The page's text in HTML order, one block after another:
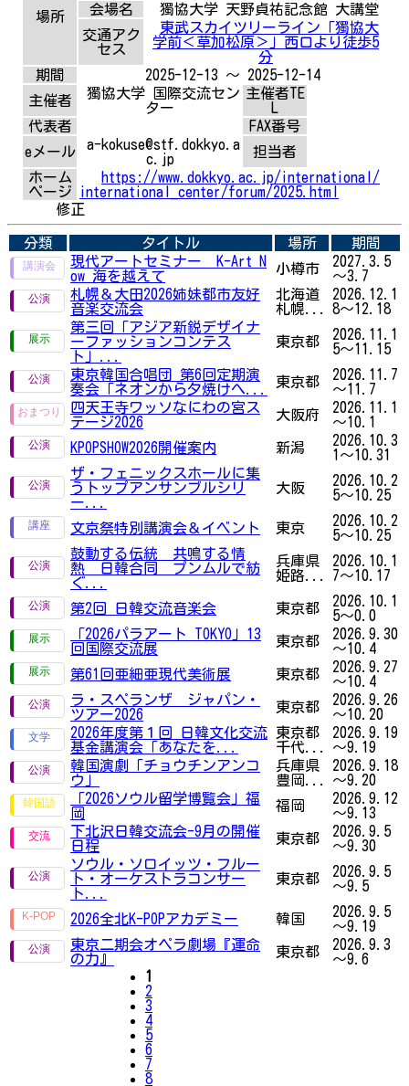
場所
会場名
獨協大学 天野貞祐記念館 大講堂
交通アク
セス
東武スカイツリーライン「獨協大
学前＜草加松原＞」西口より徒歩5
分
期間
2025-12-13 ～ 2025-12-14
主催者
獨協大学 国際交流セン
ター
主催者TE
代表者
FAX番号
eメール
a-kokuse@stf.dokkyo.a
c.jp
担当者
ホーム
ページ
https://www.dokkyo.ac.jp/international/
international_center/forum/2025.html
修正
分類 タイトル 場所
期間
現代アートセミナー K-Art N
ow 海を越えて
小樽市
2027.3.5
～3.7
札幌＆大田2026姉妹都市友好
音楽交流会
北海道
札幌...
2026.12.1
8～12.18
第三回「アジア新鋭デザイナ
ーファッションコンテス
ト」...
東京都
2026.11.1
5～11.15
東京韓国合唱団 第6回定期演
奏会「ネオンから夕焼けへ...
東京都
2026.11.7
～11.7
四天王寺ワッソなにわの宮ス
テージ2026
大阪府
2026.11.1
～10.1
KPOPSHOW2026開催案内
新潟
2026.10.3
1～10.31
ザ・フェニックスホールに集
うトップアンサンブルシリ
ー...
大阪
2026.10.2
5～10.25
文京祭特別講演会＆イベント 東京
2026.10.2
5～10.25
鼓動する伝統 共鳴する情
熱 日韓合同 プンムルで紡
ぐ...
兵庫県
姫路...
2026.10.1
7～10.17
第2回 日韓交流音楽会 東京都
2026.10.1
5～0.0
「2026パラアート TOKYO」13
回国際交流展
東京都
2026.9.30
～10.4
第61回亜細亜現代美術展
東京都
2026.9.27
～10.4
ラ・スペランザ ジャパン・
ツアー2026
東京都
2026.9.26
～10.20
2026年度第１回 日韓文化交流
基金講演会「あなたを...
東京都
千代...
2026.9.19
～9.19
韓国演劇「チョウチンアンコ
ウ」
兵庫県
豊岡...
2026.9.18
～9.20
「2026ソウル留学博覧会」福
岡
福岡
2026.9.12
～9.13
下北沢日韓交流会-9月の開催
日程
東京都
2026.9.5
～9.30
ソウル・ソロイッツ・フルー
ト・オーケストラコンサー
ト...
東京都
2026.9.5
～9.5
2026全北K-POPアカデミー 韓国
2026.9.5
～9.19
東京二期会オペラ劇場『運命
の力』
東京都
2026.9.3
～9.6
1
2
3
4
5
6
7
8